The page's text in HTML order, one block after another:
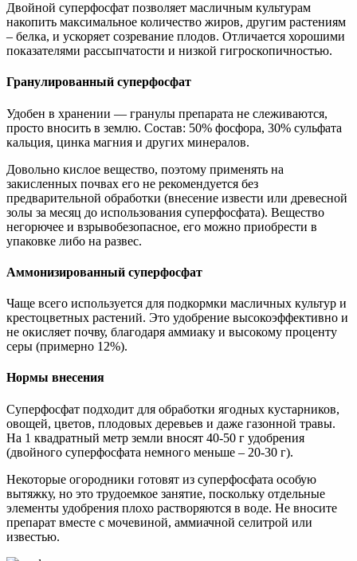
Двойной суперфосфат позволяет масличным культурам
накопить максимальное количество жиров, другим растениям
– белка, и ускоряет созревание плодов. Отличается хорошими
показателями рассыпчатости и низкой гигроскопичностью.
Гранулированный суперфосфат
Удобен в хранении — гранулы препарата не слеживаются,
просто вносить в землю. Состав: 50% фосфора, 30% сульфата
кальция, цинка магния и других минералов.
Довольно кислое вещество, поэтому применять на
закисленных почвах его не рекомендуется без
предварительной обработки (внесение извести или древесной
золы за месяц до использования суперфосфата). Вещество
негорючее и взрывобезопасное, его можно приобрести в
упаковке либо на развес.
Аммонизированный суперфосфат
Чаще всего используется для подкормки масличных культур и
крестоцветных растений. Это удобрение высокоэффективно и
не окисляет почву, благодаря аммиаку и высокому проценту
серы (примерно 12%).
Нормы внесения
Суперфосфат подходит для обработки ягодных кустарников,
овощей, цветов, плодовых деревьев и даже газонной травы.
На 1 квадратный метр земли вносят 40-50 г удобрения
(двойного суперфосфата немного меньше – 20-30 г).
Некоторые огородники готовят из суперфосфата особую
вытяжку, но это трудоемкое занятие, поскольку отдельные
элементы удобрения плохо растворяются в воде. Не вносите
препарат вместе с мочевиной, аммиачной селитрой или
известью.